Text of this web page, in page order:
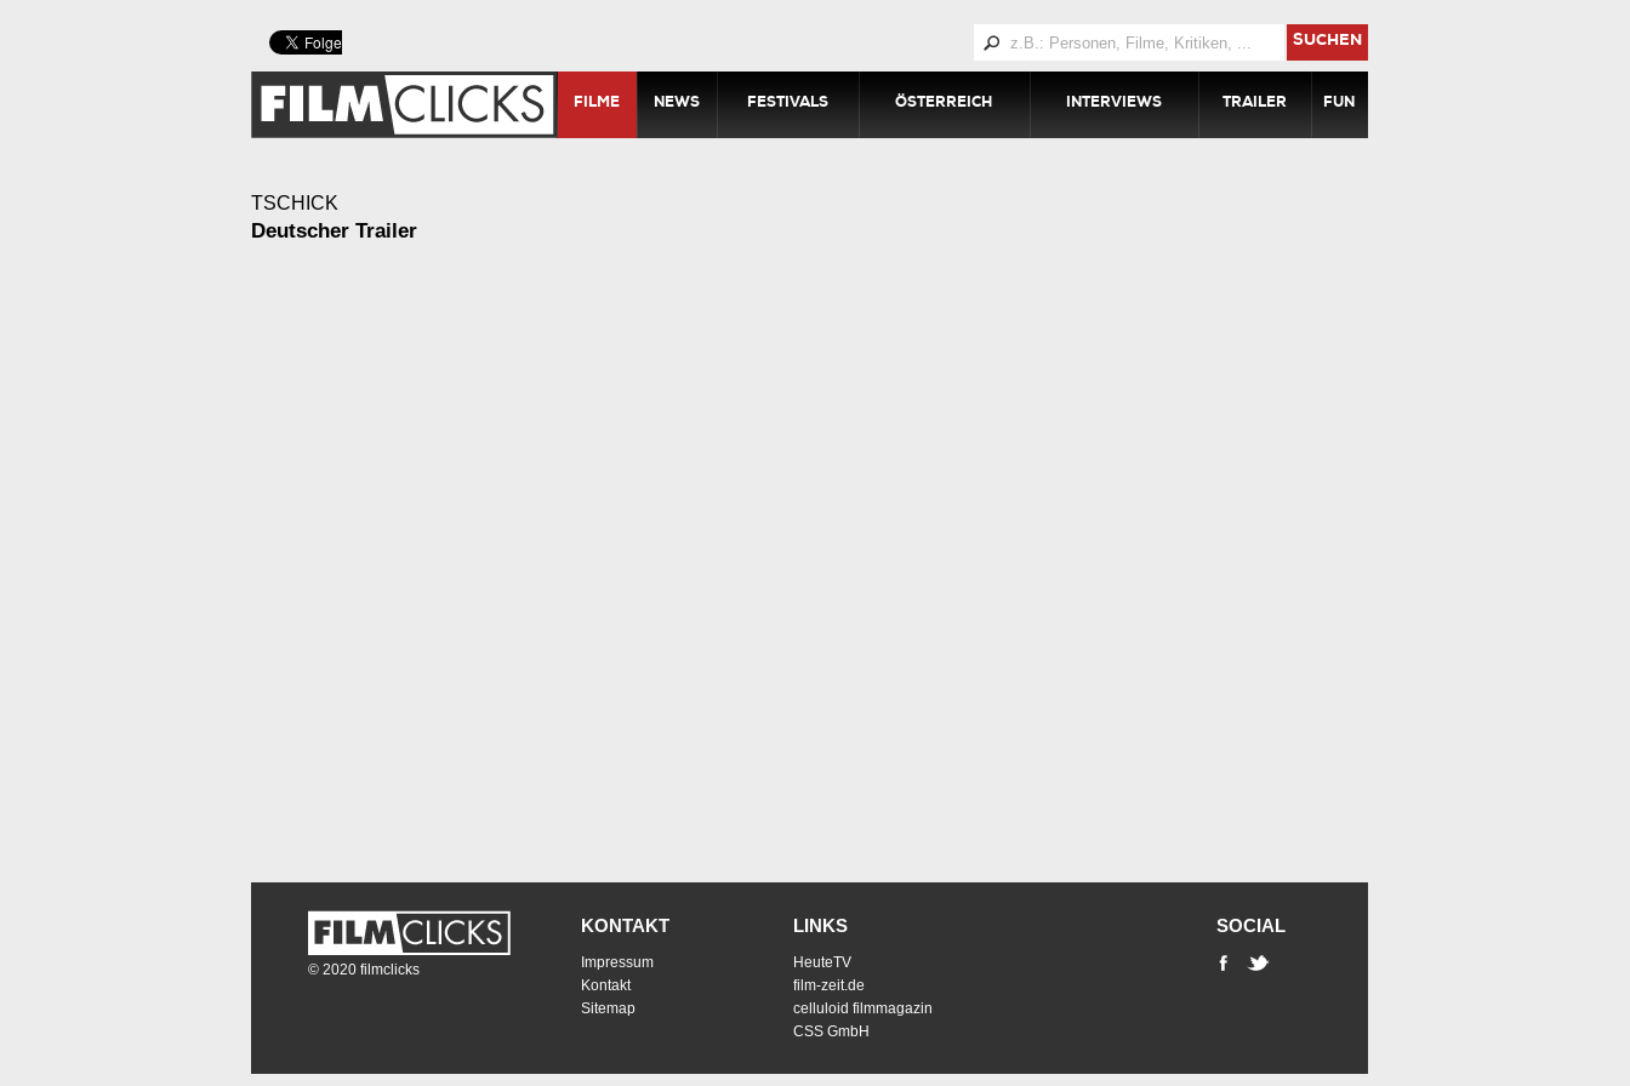
SUCHEN
FILME NEWS FESTIVALS ÖSTERREICH INTERVIEWS TRAILER FUN
TSCHICK
Deutscher Trailer
© 2020 filmclicks
KONTAKT
Impressum
Kontakt
Sitemap
LINKS
HeuteTV
film-zeit.de
celluloid filmmagazin
CSS GmbH
SOCIAL